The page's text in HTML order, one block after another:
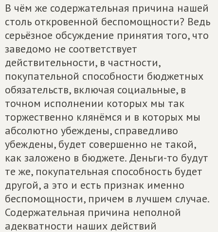
В чём же содержательная причина нашей
столь откровенной беспомощности? Ведь
серьёзное обсуждение принятия того, что
заведомо не соответствует
действительности, в частности,
покупательной способности бюджетных
обязательств, включая социальные, в
точном исполнении которых мы так
торжественно клянёмся и в которых мы
абсолютно убеждены, справедливо
убеждены, будет совершенно не такой,
как заложено в бюджете. Деньги-то будут
те же, покупательная способность будет
другой, а это и есть признак именно
беспомощности, причем в лучшем случае.
Содержательная причина неполной
адекватности наших действий